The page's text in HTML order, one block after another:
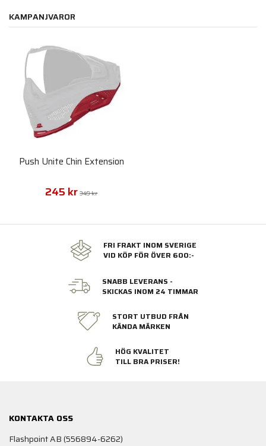
KAMPANJVAROR
Push Unite Chin Extension
245 kr 349 kr
FRI FRAKT INOM SVERIGE
VID KÖP FÖR ÖVER 600:-
SNABB LEVERANS -
SKICKAS INOM 24 TIMMAR
STORT UTBUD FRÅN
KÄNDA MÄRKEN
HÖG KVALITET
TILL BRA PRISER!
KONTAKTA OSS
Flashpoint AB (556894-6262)